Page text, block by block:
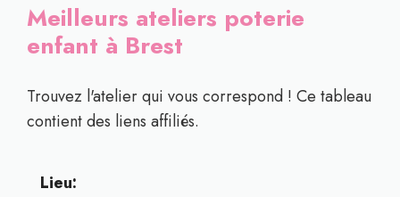
Meilleurs ateliers poterie
enfant à Brest
Trouvez l'atelier qui vous correspond ! Ce tableau
contient des liens affiliés.
Lieu: